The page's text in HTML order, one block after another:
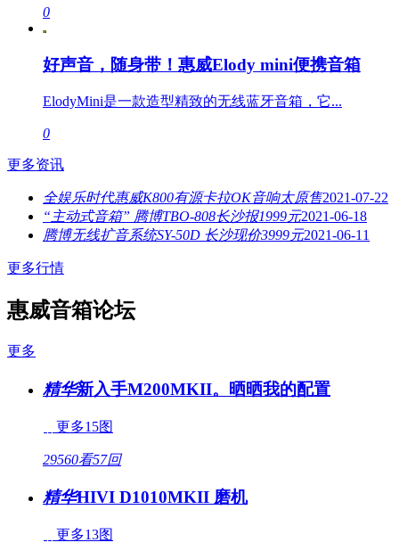
0
好声音，随身带！惠威Elody mini便携音箱
ElodyMini是一款造型精致的无线蓝牙音箱，它...
0
更多资讯
全娱乐时代惠威K800有源卡拉OK音响太原售2021-07-22
“主动式音箱” 腾博TBO-808长沙报1999元2021-06-18
腾博无线扩音系统SY-50D 长沙现价3999元2021-06-11
更多行情
惠威音箱论坛
更多
精华新入手M200MKII。晒晒我的配置
更多15图
29560看57回
精华HIVI D1010MKII 磨机
更多13图